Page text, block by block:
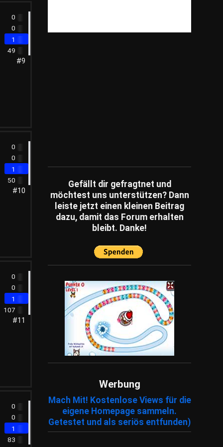
0
0
1
49
#9
0
0
1
50
#10
0
0
1
107
#11
0
0
1
83
Umfragen
(14)
Wissensfragen
(186)
Ratespiele
(1)
Schätzfragen
(2)
Fachartikel
Gefällt dir gefragtnet und
möchtest uns unterstützen? Dann
leiste jetzt einen kleinen Beitrag
dazu, damit das Forum erhalten
bleibt. Danke!
Werbung
Mach Mit! Kostenlose Views für die
eigene Homepage sammeln.
Getestet und als seriös entfunden)